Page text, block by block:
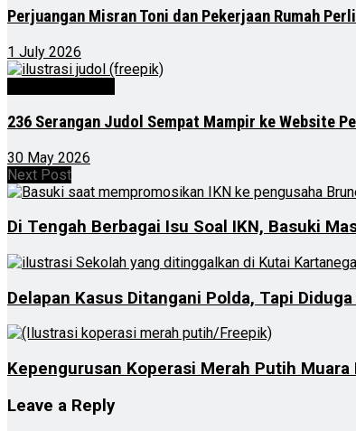
Perjuangan Misran Toni dan Pekerjaan Rumah
1 July 2026
236 Serangan Judol Sempat Mampir ke Website
30 May 2026
Next Post
Di Tengah Berbagai Isu Soal IKN, Basuki
Delapan Kasus Ditangani Polda, Tapi
Kepengurusan Koperasi Merah Putih
Leave a Reply